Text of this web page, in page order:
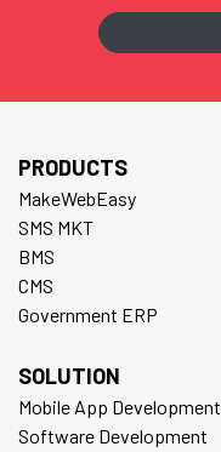
PRODUCTS
MakeWebEasy
SMS MKT
BMS
CMS
Government ERP
SOLUTION
Mobile App Development
Software Development